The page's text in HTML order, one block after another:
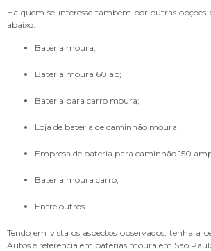
Há quem se interesse também por outras
abaixo:
bateria moura;
bateria moura 60 ap;
bateria para carro moura;
loja de bateria de caminhão moura;
empresa de bateria para caminhão 150
bateria moura carro;
entre outros.
Tendo em vista os aspectos observados, tenha a
Autos é referência em baterias moura em São